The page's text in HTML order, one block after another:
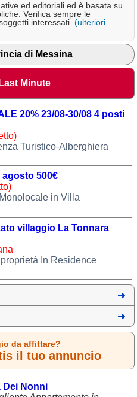
ed editoriali ed è basata su
Verifica sempre le
interessati. (ulteriori
di Messina
Minute
20% 23/08-30/08 4 posti
Turistico-Alberghiera
agosto 500€
in Villa
villaggio La Tonnara
In Residence
da affittare?
il tuo annuncio
Dei Nonni